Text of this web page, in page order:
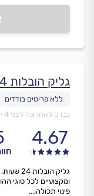
גליק הובלות 24 שעות
נבדק לאחרונה לפני 4 ימים
4.67
גליק
ומקצועיים לכל סוגי
פינוי תכולה,...